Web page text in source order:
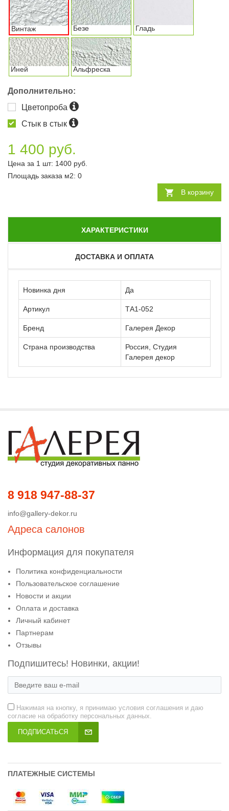
Винтаж Безе Гладь
Иней Альфреска
Дополнительно:
Цветопроба
Стык в стык
1 400 руб.
Цена за 1 шт: 1400 руб.
Площадь заказа м2: 0
В корзину
ХАРАКТЕРИСТИКИ
ДОСТАВКА И ОПЛАТА
Новинка дня Да
Артикул ТА1-052
Бренд Галерея Декор
Страна производства
Россия, Студия
Галерея декор
8 918 947-88-37
info@gallery-dekor.ru
Адреса салонов
Информация для покупателя
Политика конфиденциальности
Пользовательское соглашение
Новости и акции
Оплата и доставка
Личный кабинет
Партнерам
Отзывы
Подпишитесь! Новинки, акции!
Нажимая на кнопку, я принимаю условия соглашения и даю
согласие на обработку персональных данных.
ПОДПИСАТЬСЯ
ПЛАТЕЖНЫЕ СИСТЕМЫ